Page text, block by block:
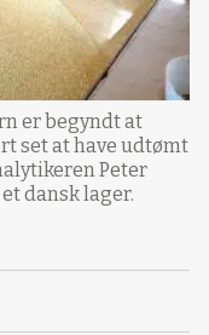
er begyndt at
set at have udtømt
Peter
dansk lager.